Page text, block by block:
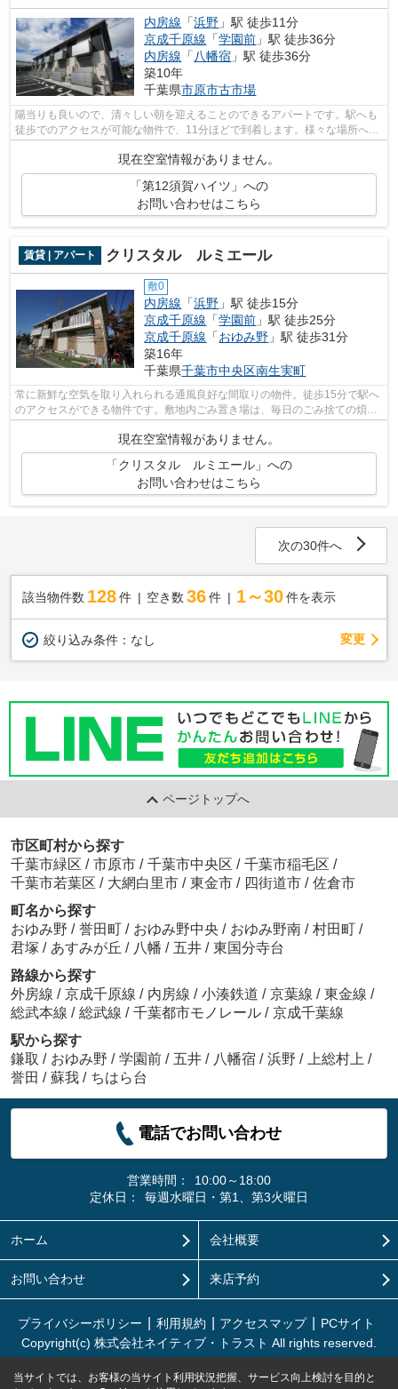
内房線 「浜野 」駅 徒歩11分
京成千原線 「学園前 」駅 徒歩36分
内房線 「八幡宿 」駅 徒歩36分
築10年
千葉県市原市古市場
陽当りも良いので、清々しい朝を迎えることのできるアパートです。駅へも
徒歩でのアクセスが可能な物件で、11分ほどで到着します。様々な場所への
現在空室情報がありません。
「第12須賀ハイツ」への
お問い合わせはこちら
賃貸 | アパート クリスタル ルミエール
敷0
内房線 「浜野 」駅 徒歩15分
京成千原線 「学園前 」駅 徒歩25分
京成千原線 「おゆみ野 」駅 徒歩31分
築16年
千葉県千葉市中央区南生実町
常に新鮮な空気を取り入れられる通風良好な間取りの物件。徒歩15分で駅へ
のアクセスができる物件です。敷地内ごみ置き場は、毎日のごみ捨ての煩わ
しさを軽減します。ネット回線が導入...
現在空室情報がありません。
「クリスタル ルミエール」への
お問い合わせはこちら
次の30件へ
該当物件数 128件 空き数 36 件 1～30 件を表示
絞り込み条件： なし 変更
ページトップへ
市区町村から探す
千葉市緑区 / 市原市 / 千葉市中央区 / 千葉市稲毛区 /
千葉市若葉区 / 大網白里市 / 東金市 / 四街道市 / 佐倉市
町名から探す
おゆみ野 / 誉田町 / おゆみ野中央 / おゆみ野南 / 村田町 /
君塚 / あすみが丘 / 八幡 / 五井 / 東国分寺台
路線から探す
外房線 / 京成千原線 / 内房線 / 小湊鉄道 / 京葉線 / 東金線 /
総武本線 / 総武線 / 千葉都市モノレール / 京成千葉線
駅から探す
鎌取 / おゆみ野 / 学園前 / 五井 / 八幡宿 / 浜野 / 上総村上 /
誉田 / 蘇我 / ちはら台
電話でお問い合わせ
営業時間：
10:00～18:00
定休日：
毎週水曜日・第1、第3火曜日
ホーム 会社概要
お問い合わせ 来店予約
プライバシーポリシー 利用規約 アクセスマップ
PCサイト
Copyright(c) 株式会社ネイティブ・トラスト All rights reserved.
当サイトでは、お客様の当サイト利用状況把握、サービス向上検討を目的と